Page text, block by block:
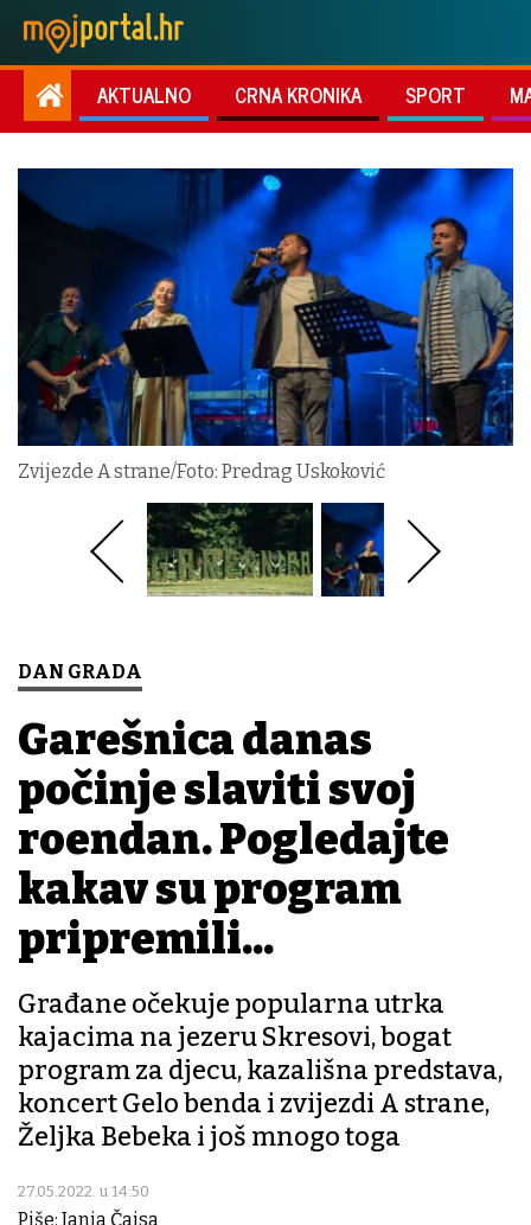
AKTUALNO CRNA KRONIKA SPORT
Zvijezde A strane/Foto: Predrag Uskoković
DAN GRADA
Garešnica danas
počinje slaviti svoj
rođendan. Pogledajte
kakav su program
pripremili...
Građane očekuje popularna utrka
kajacima na jezeru Skresovi, bogat
program za djecu, kazališna predstava,
koncert Gelo benda i zvijezdi A strane,
Željka Bebeka i još mnogo toga
27.05.2022. u 14:50
Piše: Janja Čaisa